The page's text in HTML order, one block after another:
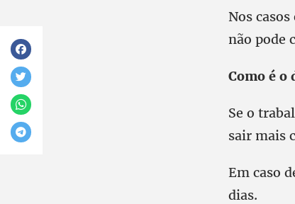
Nos
não pode
Como é o
Se o
sair mais
Em caso
dias.